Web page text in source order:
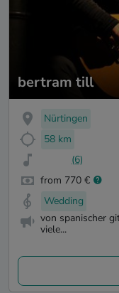
bertram till
Nürtingen
58 km
(6)
from 770 €
Wedding
von spanischer
viele...